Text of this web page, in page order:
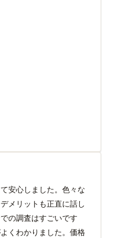
安心しました。色々な
メリットも正直に話し
の調査はすごいです
くわかりました。価格